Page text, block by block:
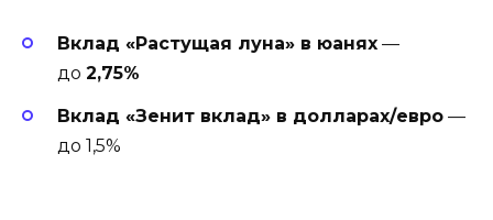
Вклад «Растущая луна» в юанях —
до 2,75%
Вклад «Зенит вклад» в долларах/евро —
до 1,5%